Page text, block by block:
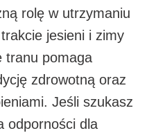
rolę w utrzymaniu
jesieni i zimy
tranu pomaga
zdrowotną oraz
Jeśli szukasz
odporności dla